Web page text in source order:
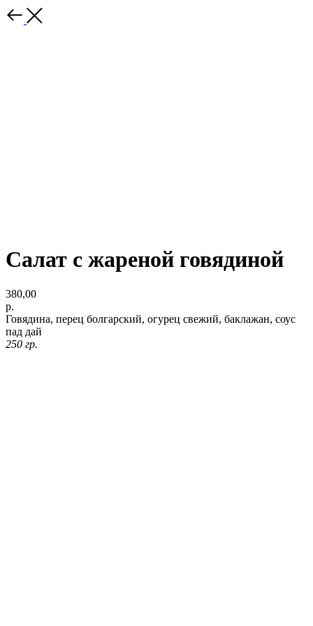
Салат с жареной говядиной
380,00
р.
Говядина, перец болгарский, огурец свежий, баклажан, соус
пад дай
250 гр.